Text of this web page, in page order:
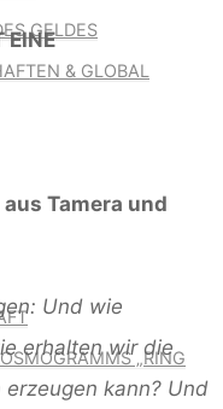
GELDES
& GLOBAL
„RING
EINE
Tamera und
Und wie
erhalten wir die
kann? Und